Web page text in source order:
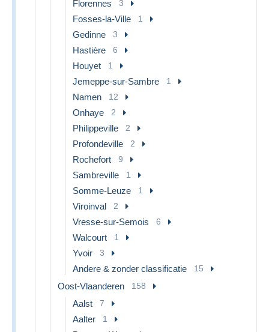
Florennes 3
Fosses-la-Ville 1
Gedinne 3
Hastière 6
Houyet 1
Jemeppe-sur-Sambre 1
Namen 12
Onhaye 2
Philippeville 2
Profondeville 2
Rochefort 9
Sambreville 1
Somme-Leuze 1
Viroinval 2
Vresse-sur-Semois 6
Walcourt 1
Yvoir 3
Andere & zonder classificatie 15
Oost-Vlaanderen 158
Aalst 7
Aalter 1